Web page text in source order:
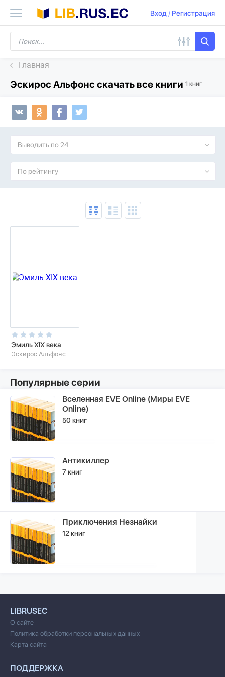
Вход/ Регистрация
Главная
Эскирос Альфонс скачать все книги 1 книг
Выводить по 24
По рейтингу
Эмиль XIX века
Эскирос Альфонс
Популярные серии
Вселенная EVE Online (Миры EVE
Online)
50 книг
Антикиллер
7 книг
Приключения Незнайки
12 книг
LIBRUSEC
О сайте
Политика обработки персональных данных
Карта сайта
ПОДДЕРЖКА